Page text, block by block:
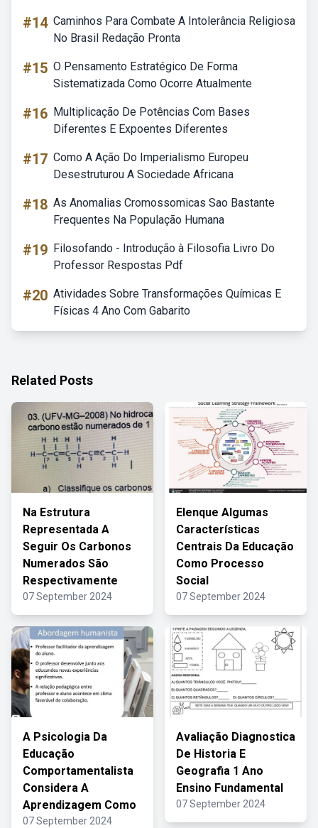
#14 Caminhos Para Combate A Intolerância Religiosa
No Brasil Redação Pronta
#15 O Pensamento Estratégico De Forma
Sistematizada Como Ocorre Atualmente
#16 Multiplicação De Potências Com Bases
Diferentes E Expoentes Diferentes
#17 Como A Ação Do Imperialismo Europeu
Desestruturou A Sociedade Africana
#18 As Anomalias Cromossomicas Sao Bastante
Frequentes Na População Humana
#19 Filosofando - Introdução à Filosofia Livro Do
Professor Respostas Pdf
#20 Atividades Sobre Transformações Químicas E
Físicas 4 Ano Com Gabarito
Related Posts
Na Estrutura
Representada A
Seguir Os Carbonos
Numerados São
Respectivamente
07 September 2024
Elenque Algumas
Características
Centrais Da Educação
Como Processo
Social
07 September 2024
A Psicologia Da
Educação
Comportamentalista
Considera A
Aprendizagem Como
07 September 2024
Avaliação Diagnostica
De Historia E
Geografia 1 Ano
Ensino Fundamental
07 September 2024